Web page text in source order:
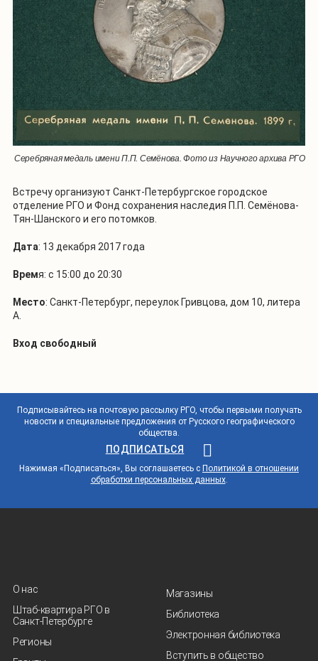
Серебряная медаль имени П.П. Семёнова. Фото из Научного архива РГО
Встречу организуют Санкт-Петербургское городское
отделение РГО и Фонд сохранения наследия П.П. Семёнова-
Тян-Шанского и его потомков.
Дата: 13 декабря 2017 года
Время: с 15:00 до 20:30
Место: Санкт-Петербург, переулок Гривцова, дом 10, литера
А.
Вход свободный
Подписывайтесь на почтовую рассылку РГО, чтобы первыми получать
новости и специальные предложения от Русского географического
общества.
ПОДПИСАТЬСЯ
Нажимая «Подписаться», Вы соглашаетесь с Политикой в отношении
обработки персональных данных.
О нас
Штаб-квартира РГО в
Санкт‑Петербурге
Регионы
Магазины
Библиотека
Электронная библиотека
Вступить в общество